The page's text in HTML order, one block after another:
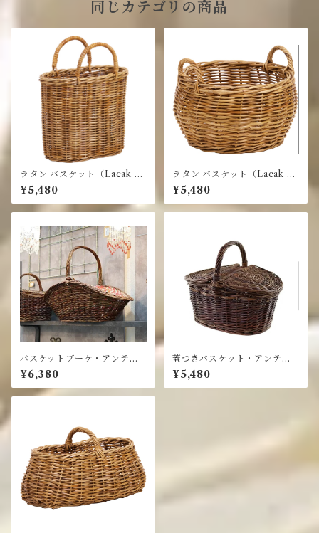
同じカテゴリの商品
ラタン バスケット（Lacak Ba
sket Series）ハンドル・籐ナ
チュラル
¥5,480
ラタン バスケット（Lacak Ba
sket Series）・インドネシ
ア・丸
¥5,480
バスケットブーケ・アンティ
ークスタイル・ウイローバス
ケット
¥6,380
蓋つきバスケット・アンティ
ークスタイル/ウイローバスケ
ット
¥5,480